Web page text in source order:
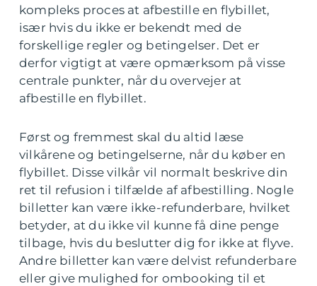
kompleks proces at afbestille en flybillet,
især hvis du ikke er bekendt med de
forskellige regler og betingelser. Det er
derfor vigtigt at være opmærksom på visse
centrale punkter, når du overvejer at
afbestille en flybillet.
Først og fremmest skal du altid læse
vilkårene og betingelserne, når du køber en
flybillet. Disse vilkår vil normalt beskrive din
ret til refusion i tilfælde af afbestilling. Nogle
billetter kan være ikke-refunderbare, hvilket
betyder, at du ikke vil kunne få dine penge
tilbage, hvis du beslutter dig for ikke at flyve.
Andre billetter kan være delvist refunderbare
eller give mulighed for ombooking til et